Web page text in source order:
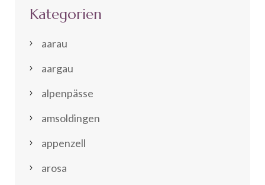
Kategorien
aarau
aargau
alpenpässe
amsoldingen
appenzell
arosa